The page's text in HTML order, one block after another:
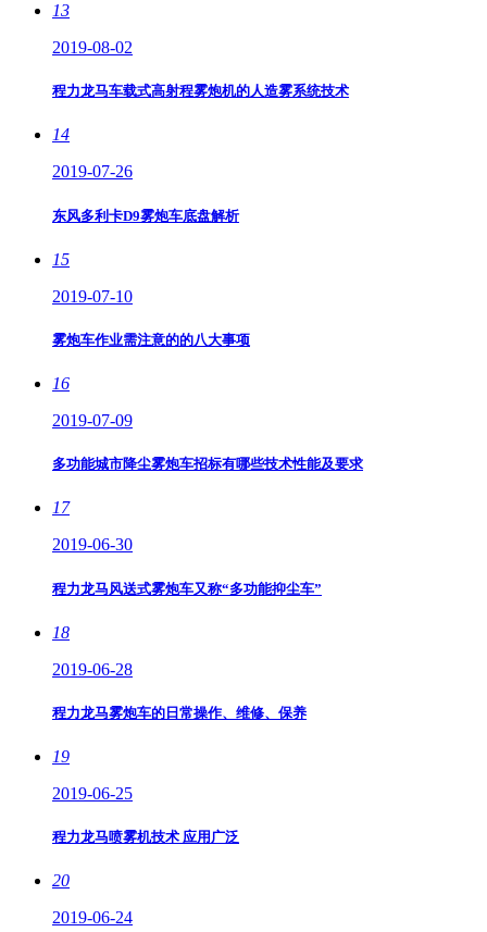
13
2019-08-02
程力龙马车载式高射程雾炮机的人造雾系统技术
14
2019-07-26
东风多利卡D9雾炮车底盘解析
15
2019-07-10
雾炮车作业需注意的的八大事项
16
2019-07-09
多功能城市降尘雾炮车招标有哪些技术性能及要求
17
2019-06-30
程力龙马风送式雾炮车又称“多功能抑尘车”
18
2019-06-28
程力龙马雾炮车的日常操作、维修、保养
19
2019-06-25
程力龙马喷雾机技术 应用广泛
20
2019-06-24